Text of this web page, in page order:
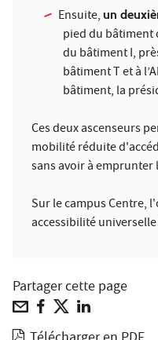
Ensuite,un
pied du bâtiment
du bâtiment I,
bâtiment T et à
bâtiment, la
Ces deux ascenseurs
mobilité réduite
sans avoir à emprunter
Sur le campus Centre,
accessibilité universelle
Partager cette page